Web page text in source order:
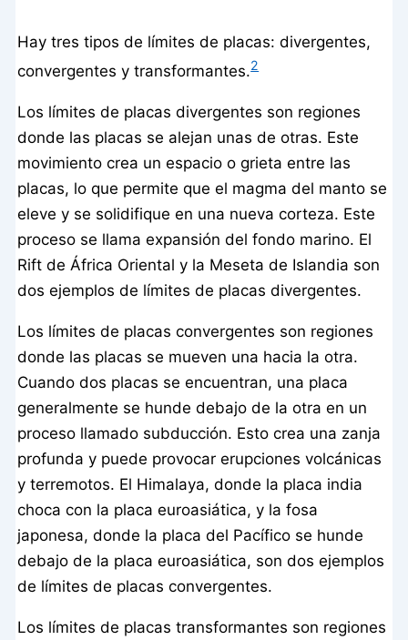
Hay tres tipos de límites de placas: divergentes,
convergentes y transformantes.2
Los límites de placas divergentes son regiones
donde las placas se alejan unas de otras. Este
movimiento crea un espacio o grieta entre las
placas, lo que permite que el magma del manto se
eleve y se solidifique en una nueva corteza. Este
proceso se llama expansión del fondo marino. El
Rift de África Oriental y la Meseta de Islandia son
dos ejemplos de límites de placas divergentes.
Los límites de placas convergentes son regiones
donde las placas se mueven una hacia la otra.
Cuando dos placas se encuentran, una placa
generalmente se hunde debajo de la otra en un
proceso llamado subducción. Esto crea una zanja
profunda y puede provocar erupciones volcánicas
y terremotos. El Himalaya, donde la placa india
choca con la placa euroasiática, y la fosa
japonesa, donde la placa del Pacífico se hunde
debajo de la placa euroasiática, son dos ejemplos
de límites de placas convergentes.
Los límites de placas transformantes son regiones